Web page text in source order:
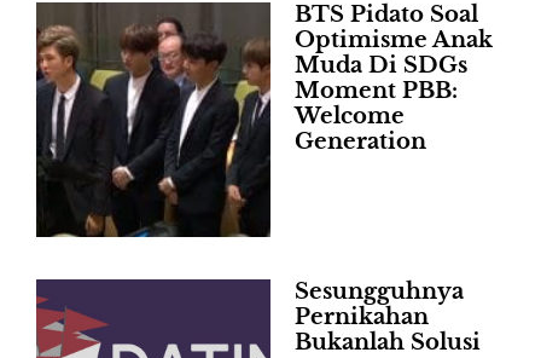
BTS Pidato Soal
Optimisme Anak
Muda Di SDGs
Moment PBB:
Welcome
Generation
Sesungguhnya
Pernikahan
Bukanlah Solusi